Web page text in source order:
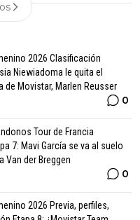
2026 Clasificación
Niewiadoma le quita el
de Movistar, Marlen Reusser
0
Tour de Francia
7: Mavi García se va al suelo
Van der Breggen
0
2026 Previa, perfiles,